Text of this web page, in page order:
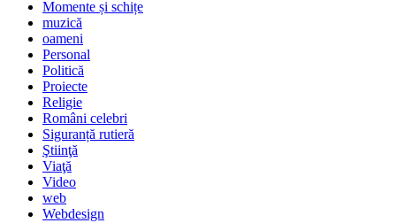
Momente și schițe
muzică
oameni
Personal
Politică
Proiecte
Religie
Români celebri
Siguranță rutieră
Ştiinţă
Viaţă
Video
web
Webdesign